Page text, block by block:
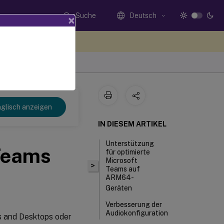
Suche Deutsch
anzeigen
Desktops oder
>
IN DIESEM ARTIKEL
Unterstützung
für optimierte
Microsoft
Teams auf
ARM64-
Geräten
Verbesserung der
Audiokonfiguration
×